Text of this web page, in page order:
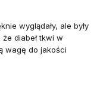
wyglądały, ale były
diabeł tkwi w
wagę do jakości